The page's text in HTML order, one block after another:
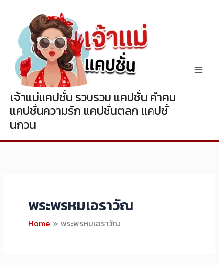
content
เจ้าแม่แคปชั่น รวบรวม แคปชั่น คำคม
แคปชั่นความรัก แคปชั่นตลก แคปชั่
นกวน
พระพรหมเอราวัณ
Home พระพรหมเอราวัณ